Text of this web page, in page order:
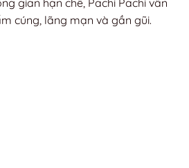
cúng, lãng mạn và gần gũi.